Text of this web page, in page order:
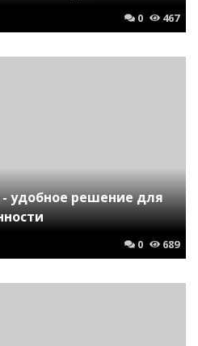
0 467
удобное решение для
0 689